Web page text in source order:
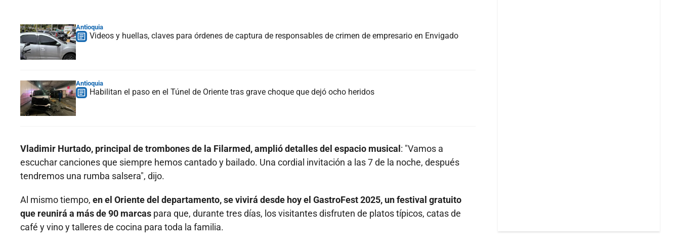
Antioquia
Videos y huellas, claves para órdenes de captura de responsables de crimen de empresario en Envigado
Antioquia
Habilitan el paso en el Túnel de Oriente tras grave choque que dejó ocho heridos
Vladimir Hurtado, principal de trombones de la Filarmed, amplió detalles del espacio musical : "Vamos a
escuchar canciones que siempre hemos cantado y bailado. Una cordial invitación a las 7 de la noche, después
tendremos una rumba salsera", dijo.
Al mismo tiempo, en el Oriente del departamento, se vivirá desde hoy el GastroFest 2025, un festival gratuito
que reunirá a más de 90 marcas para que, durante tres días, los visitantes disfruten de platos típicos, catas de
café y vino y talleres de cocina para toda la familia.